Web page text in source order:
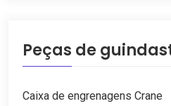
Peças de
Caixa de engrenagens Crane